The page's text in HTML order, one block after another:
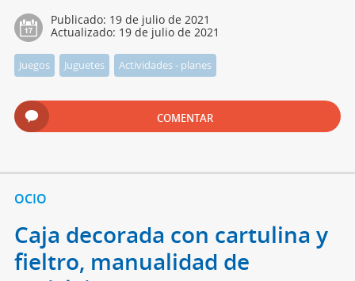
Publicado: 19 de julio de 2021
Actualizado: 19 de julio de 2021
Juegos Juguetes Actividades - planes
COMENTAR
OCIO
Caja decorada con cartulina y
fieltro, manualidad de